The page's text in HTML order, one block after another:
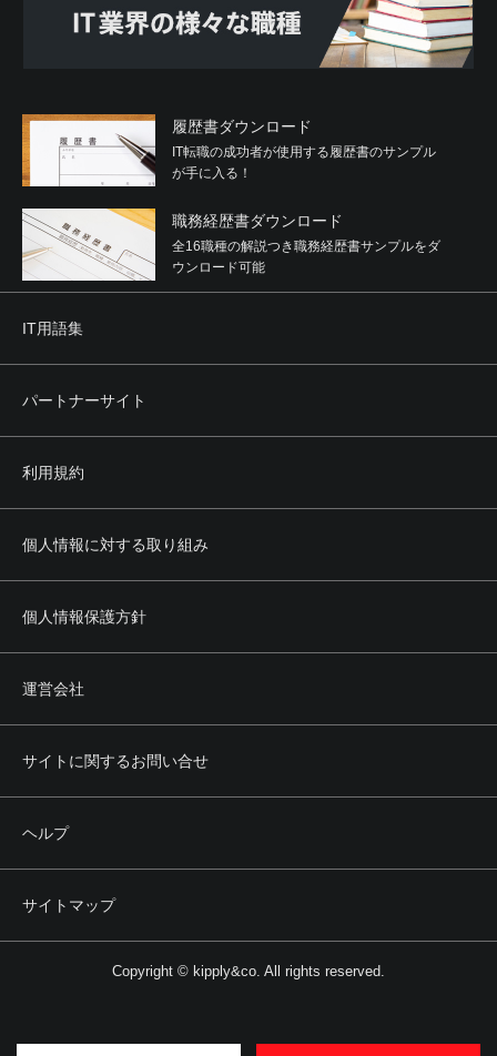
履歴書ダウンロード
IT転職の成功者が使用する履歴書のサンプル
が手に入る！
職務経歴書ダウンロード
全16職種の解説つき職務経歴書サンプルをダ
ウンロード可能
IT用語集
パートナーサイト
利用規約
個人情報に対する取り組み
個人情報保護方針
運営会社
サイトに関するお問い合せ
ヘルプ
サイトマップ
Copyright © kipply&co. All rights reserved.